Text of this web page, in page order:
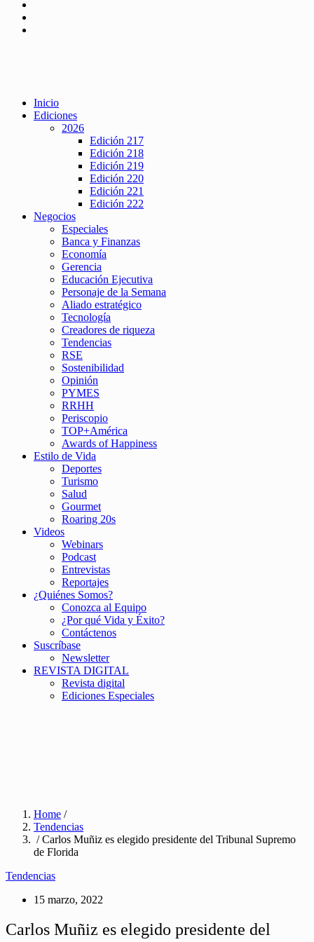
Inicio
Ediciones
2026
Edición 217
Edición 218
Edición 219
Edición 220
Edición 221
Edición 222
Negocios
Especiales
Banca y Finanzas
Economía
Gerencia
Educación Ejecutiva
Personaje de la Semana
Aliado estratégico
Tecnología
Creadores de riqueza
Tendencias
RSE
Sostenibilidad
Opinión
PYMES
RRHH
Periscopio
TOP+América
Awards of Happiness
Estilo de Vida
Deportes
Turismo
Salud
Gourmet
Roaring 20s
Videos
Webinars
Podcast
Entrevistas
Reportajes
¿Quiénes Somos?
Conozca al Equipo
¿Por qué Vida y Éxito?
Contáctenos
Suscríbase
Newsletter
REVISTA DIGITAL
Revista digital
Ediciones Especiales
Home /
Tendencias
/ Carlos Muñiz es elegido presidente del Tribunal Supremo
de Florida
Tendencias
15 marzo, 2022
Carlos Muñiz es elegido presidente del